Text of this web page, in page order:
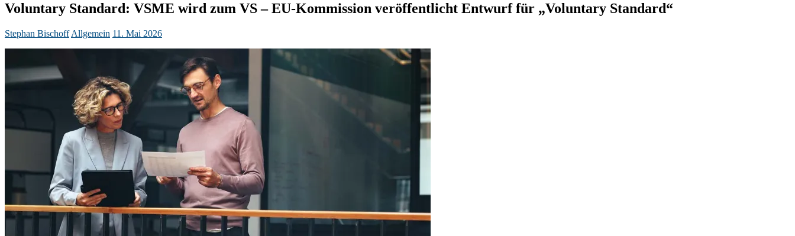
Voluntary Standard: VSME wird zum VS – EU-Kommission veröffentlicht Entwurf für „Voluntary Standard“
Stephan Bischoff Allgemein 11. Mai 2026